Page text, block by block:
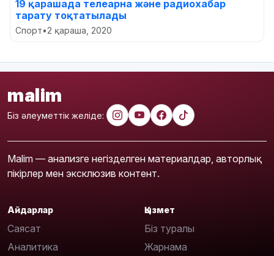
19 қарашада телеарна және радиохабар
тарату тоқтатылады
Спорт•2 қараша, 2020
malim
Біз әлеуметтік желіде:
Malim — анализге негізделген материалдар, авторлық
пікірлер мен эксклюзив контент.
Айдарлар
Саясат
Аналитика
Қызмет
Біз туралы
Жарнама